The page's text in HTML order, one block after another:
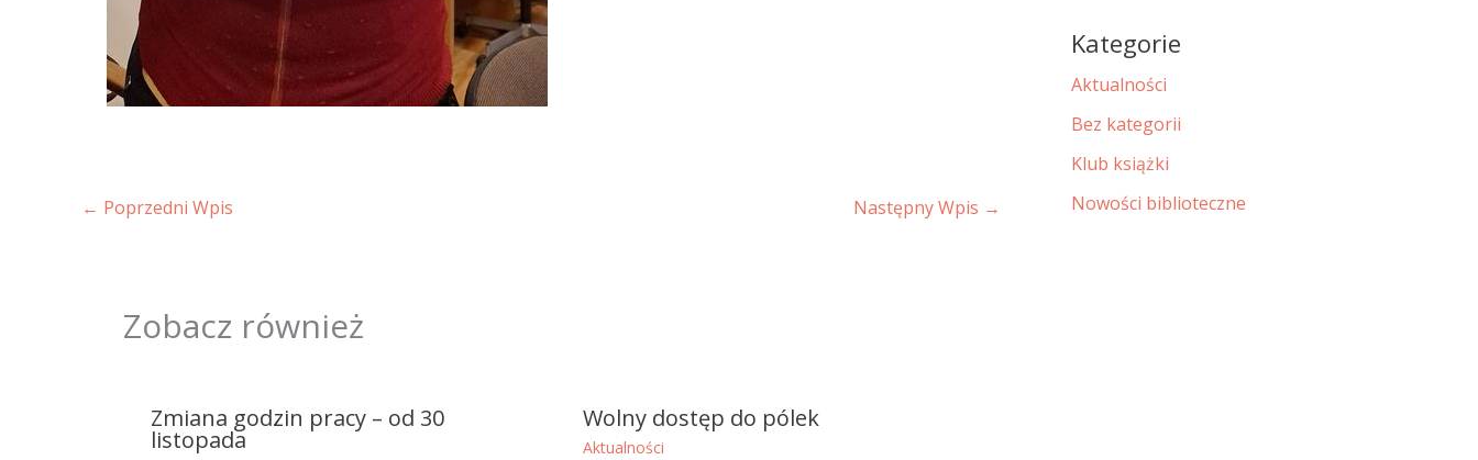
← Poprzedni Wpis Następny Wpis →
Zobacz również
Zmiana godzin pracy – od 30
listopada
Wolny dostęp do pólek
Aktualności
Kategorie
Aktualności
Bez kategorii
Klub książki
Nowości biblioteczne